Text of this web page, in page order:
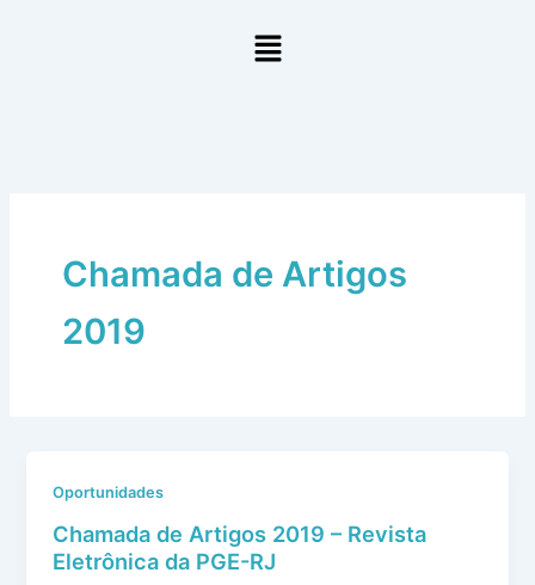
Menu
Chamada de Artigos
2019
Oportunidades
Chamada de Artigos 2019 – Revista
Eletrônica da PGE-RJ